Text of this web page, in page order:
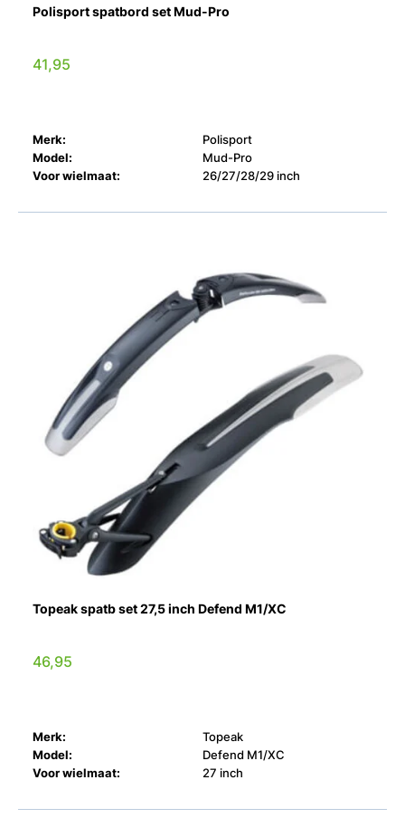
Polisport spatbord set Mud-Pro
41,95
Merk:
Polisport
Model:
Mud-Pro
Voor wielmaat:
26/27/28/29 inch
Topeak spatb set 27,5 inch Defend M1/XC
46,95
Merk:
Topeak
Model:
Defend M1/XC
Voor wielmaat:
27 inch